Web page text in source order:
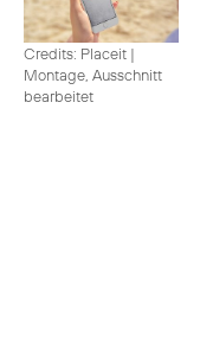
Credits: Placeit |
Montage, Ausschnitt
bearbeitet